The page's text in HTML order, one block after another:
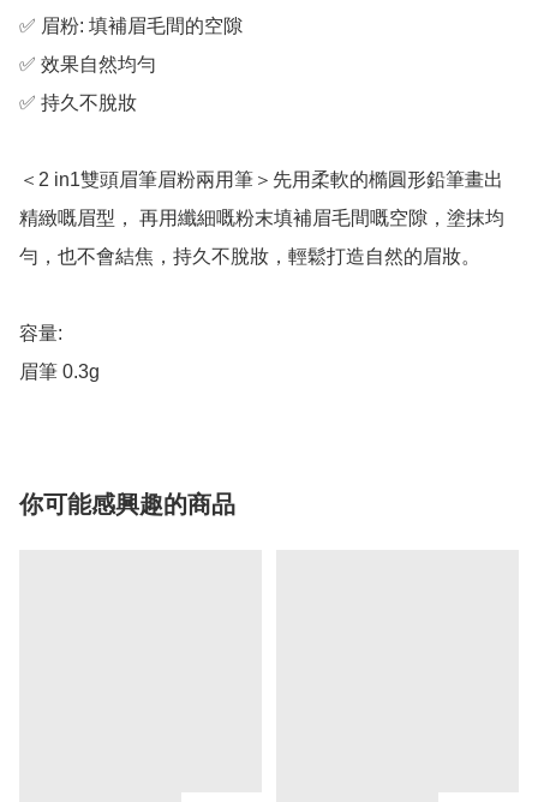
✅ 眉粉: 填補眉毛間的空隙
✅ 效果自然均勻
✅ 持久不脫妝
＜2 in1雙頭眉筆眉粉兩用筆＞先用柔軟的橢圓形鉛筆畫出
精緻嘅眉型， 再用纖細嘅粉末填補眉毛間嘅空隙，塗抹均
勻，也不會結焦，持久不脫妝，輕鬆打造自然的眉妝。
容量:
眉筆 0.3g
你可能感興趣的商品